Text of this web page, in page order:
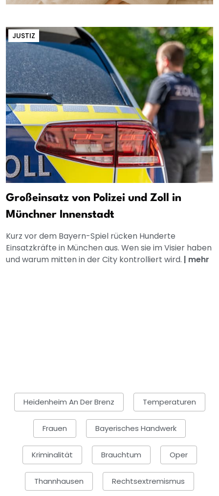
JUSTIZ
Großeinsatz von Polizei und Zoll in
Münchner Innenstadt
Kurz vor dem Bayern-Spiel rücken Hunderte
Einsatzkräfte in München aus. Wen sie im Visier haben
und warum mitten in der City kontrolliert wird. | mehr
Heidenheim An Der Brenz Temperaturen
Frauen Bayerisches Handwerk
Kriminalität Brauchtum Oper
Thannhausen Rechtsextremismus